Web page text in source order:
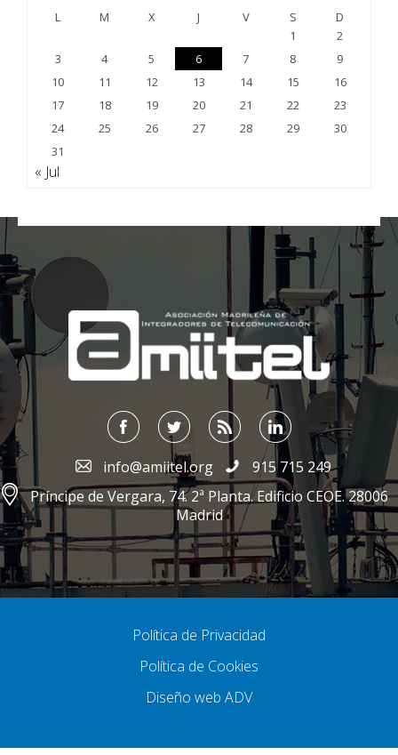
L M X J V S
D
1
2
3
4 5 6 7 8
9
10
11 12 13 14 15
16
17
18 19 20 21 22
23
24
25 26 27 28 29
30
31
« Jul
;
info@amiitel.org
915 715 249
Príncipe de Vergara, 74. 2ª Planta. Edificio CEOE. 28006
Madrid
Política de Privacidad
Política de Cookies
Diseño web ADV